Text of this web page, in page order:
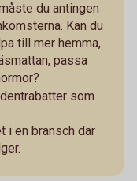
du antingen
Kan du
till mer hemma,
passa
som
i en bransch där